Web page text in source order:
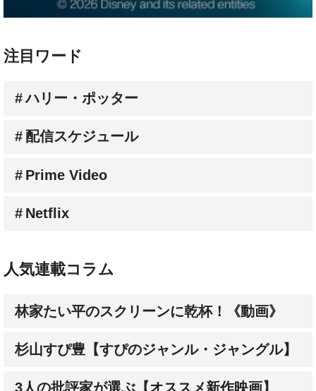
注目ワード
ハリー・ポッター
配信スケジュール
Prime Video
Netflix
林家たい平のスクリーンに乾杯！《動画》
杉山すぴ豊【すぴのジャンル・ジャングル】
3人の批評家が選ぶ【オススメ新作映画】